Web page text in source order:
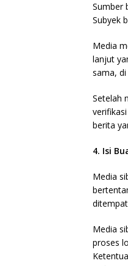
Sumber
Subyek
Media
lanjut
sama,
Setelah
berita
4. Isi
Media
Media
proses